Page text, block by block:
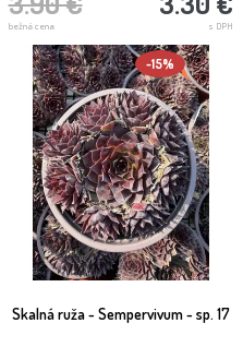
bežná cena s DPH
Skalná ruža - Sempervivum - sp. 17
-15%